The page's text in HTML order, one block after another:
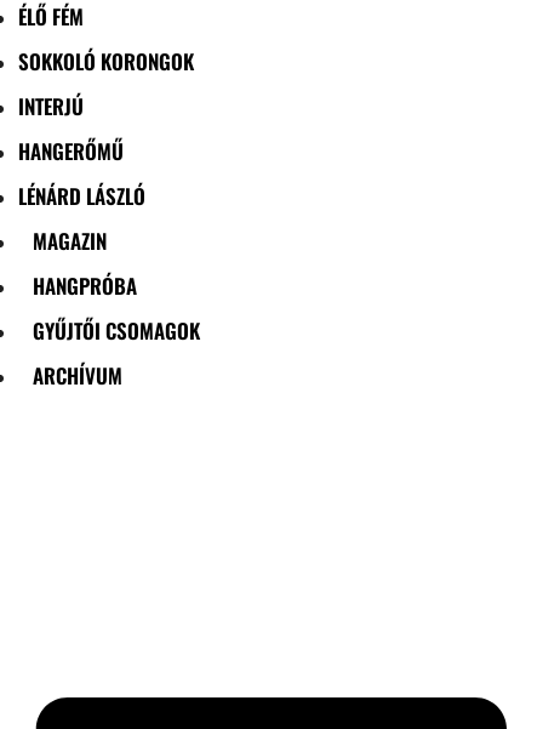
ÉLŐ FÉM
SOKKOLÓ KORONGOK
INTERJÚ
HANGERŐMŰ
LÉNÁRD LÁSZLÓ
MAGAZIN
HANGPRÓBA
GYŰJTŐI CSOMAGOK
ARCHÍVUM